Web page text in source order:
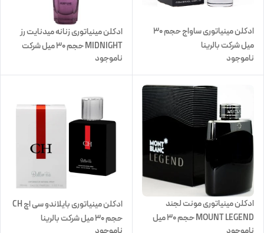
ادکلن مینیاتوری ساواج حجم 30
میل شرکت بالرینا
ناموجود
ادکلن مینیاتوری زنانه میدنایت رز
MIDNIGHT حجم 30 میل شرکت
بالرینا
ناموجود
ادکلن مینیاتوری مونت لجند
MOUNT LEGEND حجم 30 میل
ادکلن مینیاتوری بایلاندو سی اچ CH
حجم 30 میل شرکت بالرینا